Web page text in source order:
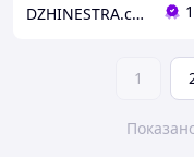
DZHINESTRA.com.ua Інтернет-магазин
1